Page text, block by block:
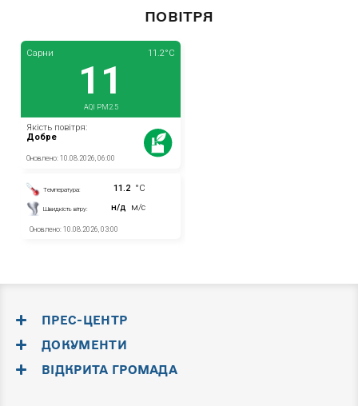
ПОВІТРЯ
ПРЕС-ЦЕНТР
ДОКУМЕНТИ
ВІДКРИТА ГРОМАДА